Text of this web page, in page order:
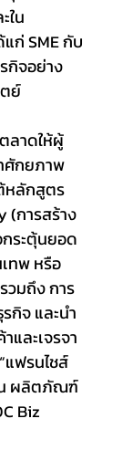
ใน
แก่ SME กับ
กิจอย่าง
ย์
ศักยภาพ
หลักสูตร
(การสร้าง
กระตุ้นยอด
ทพ หรือ
วมถึง การ
กิจ และนำ
และเจรจา
แฟรนไชส์
น ผลิตภัณฑ์
Biz